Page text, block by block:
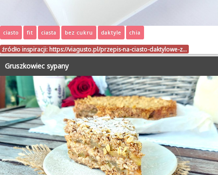
ciasto fit ciasta bez cukru daktyle chia
źródło inspiracji: https://viagusto.pl/przepis-na-ciasto-daktylowe-z…
Gruszkowiec sypany